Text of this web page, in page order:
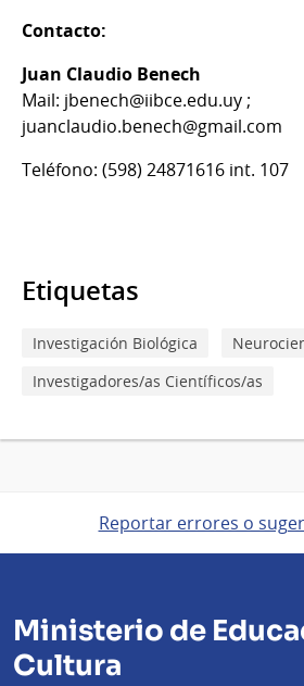
Contacto:
Juan Claudio Benech
Mail: jbenech@iibce.edu.uy ;
juanclaudio.benech@gmail.com
Teléfono: (598) 24871616 int. 107
Etiquetas
Investigación Biológica
Investigadores/as Científicos/as
Reportar errores o
Ministerio de
Cultura